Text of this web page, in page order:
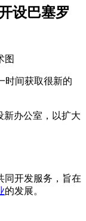
设巴塞罗
时间获取很新的
新办公室，以扩大
同开发服务，旨在
的发展。